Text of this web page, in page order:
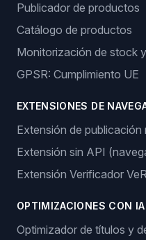
Publicador de productos
Catálogo de productos
Monitorización de stock
GPSR: Cumplimiento UE
EXTENSIONES DE
Extensión de publicación
Extensión sin API
Extensión Verificador
OPTIMIZACIONES CON IA
Optimizador de títulos y